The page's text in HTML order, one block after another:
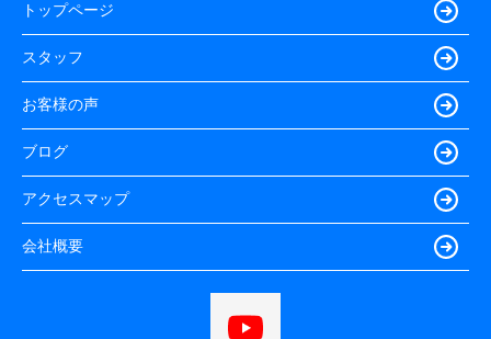
トップページ
スタッフ
お客様の声
ブログ
アクセスマップ
会社概要